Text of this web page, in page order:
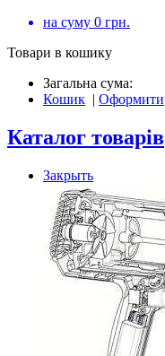
на суму 0 грн.
Товари в кошику
Загальна сума:
Кошик | Оформити
Каталог товарів
Закрыть